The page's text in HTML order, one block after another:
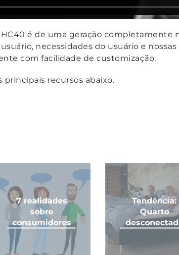
é de uma geração completamente
necessidades do usuário e
com facilidade de customização.
principais recursos abaixo.
7 realidades
sobre
consumidores
Tendência:
Quarto